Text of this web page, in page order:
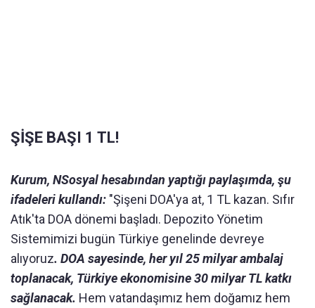
ŞİŞE BAŞI 1 TL!
Kurum, NSosyal hesabından yaptığı paylaşımda, şu
ifadeleri kullandı: "Şişeni DOA'ya at, 1 TL kazan. Sıfır
Atık'ta DOA dönemi başladı. Depozito Yönetim
Sistemimizi bugün Türkiye genelinde devreye
alıyoruz. DOA sayesinde, her yıl 25 milyar ambalaj
toplanacak, Türkiye ekonomisine 30 milyar TL katkı
sağlanacak. Hem vatandaşımız hem doğamız hem